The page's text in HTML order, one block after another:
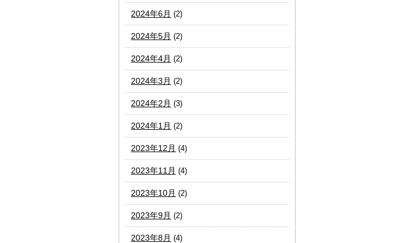
2024年6月 (2)
2024年5月 (2)
2024年4月 (2)
2024年3月 (2)
2024年2月 (3)
2024年1月 (2)
2023年12月 (4)
2023年11月 (4)
2023年10月 (2)
2023年9月 (2)
2023年8月 (4)